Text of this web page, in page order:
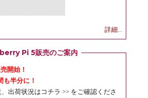
詳細...
Pi 5販売のご案内
開始！
半分に！
出荷状況は コチラ >> をご確認くださ